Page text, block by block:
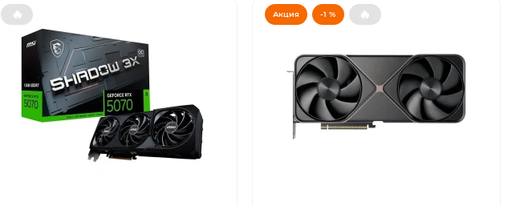
🔥 Акция -1 % 🔥